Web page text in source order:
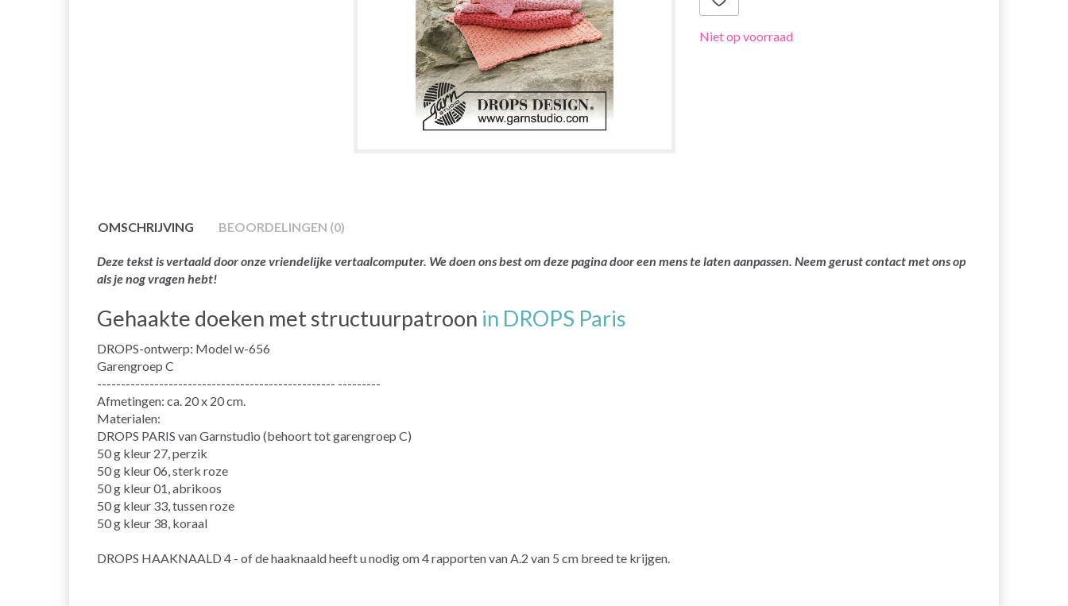
Niet op voorraad
OMSCHRIJVING BEOORDELINGEN (0)
Deze tekst is vertaald door onze vriendelijke vertaalcomputer. We doen ons best om deze pagina door een mens te laten aanpassen. Neem gerust contact met ons op
als je nog vragen hebt!
Gehaakte doeken met structuurpatroon in DROPS Paris
DROPS-ontwerp: Model w-656
Garengroep C
-------------------------------------------------- ---------
Afmetingen: ca. 20 x 20 cm.
Materialen:
DROPS PARIS van Garnstudio (behoort tot garengroep C)
50 g kleur 27, perzik
50 g kleur 06, sterk roze
50 g kleur 01, abrikoos
50 g kleur 33, tussen roze
50 g kleur 38, koraal
DROPS HAAKNAALD 4 - of de haaknaald heeft u nodig om 4 rapporten van A.2 van 5 cm breed te krijgen.